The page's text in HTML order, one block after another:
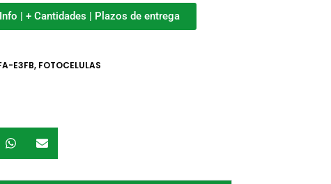
| + Cantidades | Plazos de entrega
E3FB, FOTOCELULAS